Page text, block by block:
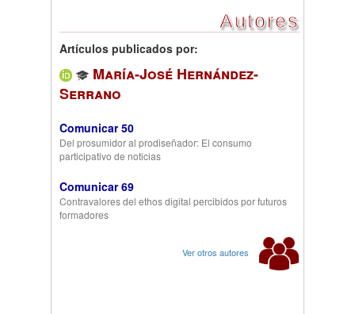
Autores
Artículos publicados por:
María-José Hernández-
Serrano
Comunicar 50
Del prosumidor al prodiseñador: El consumo
participativo de noticias
Comunicar 69
Contravalores del ethos digital percibidos por futuros
formadores
Ver otros autores